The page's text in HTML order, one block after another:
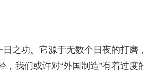
日之功。它源于无数个日夜的打
，我们或许对“外国制造”有着过